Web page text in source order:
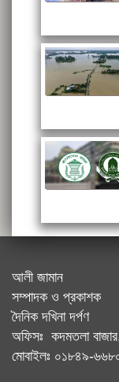
আলী জামান
সম্পাদক ও প্রকাশক
দৈনিক দখিনা দর্পণ
অফিসঃ কদমতলা বাজার,
মোবাইলঃ ০১৮৪৯-